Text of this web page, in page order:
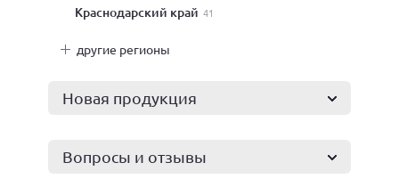
Краснодарский край 41
другие регионы
Новая продукция
Вопросы и отзывы